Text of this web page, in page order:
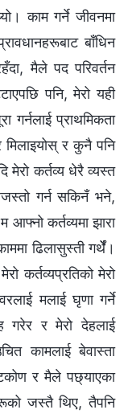
काम गर्ने जीवनमा
बाँधिन
मैले पद परिवर्तन
पनि, मेरो यही
गर्नलाई प्राथमिकता
मिलाइयोस् र कुनै पनि
मेरो कर्तव्य धेरै व्यस्त
गर्न सकिनँ भने,
आफ्नो कर्तव्यमा झारा
ढिलासुस्ती गर्थेँ।
कर्तव्यप्रतिको मेरो
मलाई घृणा गर्ने
गरेर र मेरो देहलाई
कामलाई बेवास्ता
र मैले पछ्याएका
जस्तै थिए, तैपनि